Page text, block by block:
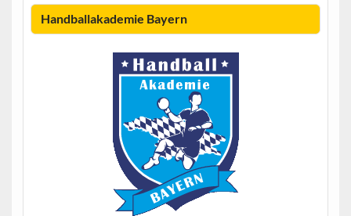
Handballakademie Bayern